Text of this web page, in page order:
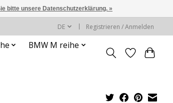
DE Registrieren / Anmelden
BMW M reihe
bitte unsere Datenschutzerklärung. »